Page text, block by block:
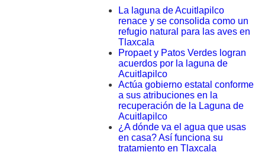
La laguna de Acuitlapilco
renace y se consolida como un
refugio natural para las aves en
Tlaxcala
Propaet y Patos Verdes logran
acuerdos por la laguna de
Acuitlapilco
Actúa gobierno estatal conforme
a sus atribuciones en la
recuperación de la Laguna de
Acuitlapilco
¿A dónde va el agua que usas
en casa? Así funciona su
tratamiento en Tlaxcala